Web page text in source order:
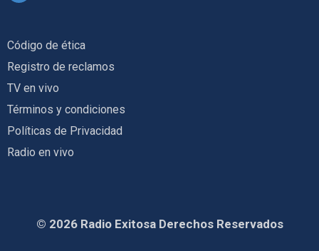
Código de ética
Registro de reclamos
TV en vivo
Términos y condiciones
Políticas de Privacidad
Radio en vivo
© 2026 Radio Exitosa Derechos Reservados